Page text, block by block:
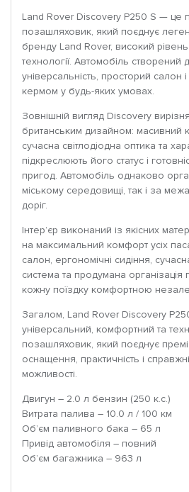
Land Rover Discovery P250 S — це
позашляховик, який поєднує
бренду Land Rover, високий
технології. Автомобіль створений
універсальність, просторий салон
кермом у будь-яких умовах.
Зовнішній вигляд Discovery
британським дизайном: масивний
сучасна світлодіодна оптика та
підкреслюють його статус і
пригод. Автомобіль однаково
міському середовищі, так і за
доріг.
Інтер’єр виконаний із якісних
на максимальний комфорт усіх
салон, ергономічні сидіння,
система та продумана організація
кожну поїздку комфортною
Загалом, Land Rover Discovery
універсальний, комфортний та
позашляховик, який поєднує
оснащення, практичність і
можливості.
Двигун – 2.0 л бензин (250 к.с.)
Витрата палива – 10.0 л / 100 км
Об’єм паливного бака – 65 л
Привід автомобіля – повний
Об’єм багажника – 963 л